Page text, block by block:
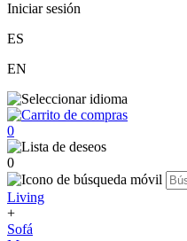
Iniciar sesión
ES
EN
0
0
Living
+
Sofá